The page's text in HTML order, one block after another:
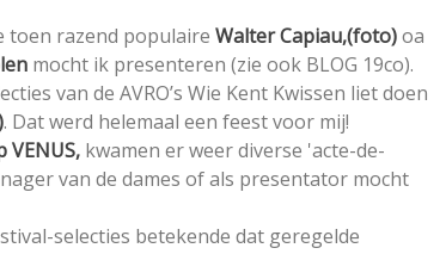
toen razend populaire Walter Capiau,(foto)oa
mocht ik presenteren (zie ook BLOG 19co).
van de AVRO’s Wie Kent Kwissen liet doen
. Dat werd helemaal een feest voor mij!
VENUS, kwamen er weer diverse 'acte-de-
van de dames of als presentator mocht
selecties betekende dat geregelde